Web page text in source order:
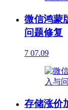
微信鸿蒙
问题修复
7 07.09
存储涨价